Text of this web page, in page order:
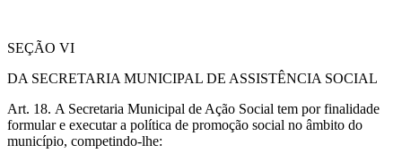
SEÇÃO VI
DA SECRETARIA MUNICIPAL DE ASSISTÊNCIA SOCIAL
Art. 18. A Secretaria Municipal de Ação Social tem por finalidade
formular e executar a política de promoção social no âmbito do
município, competindo-lhe: